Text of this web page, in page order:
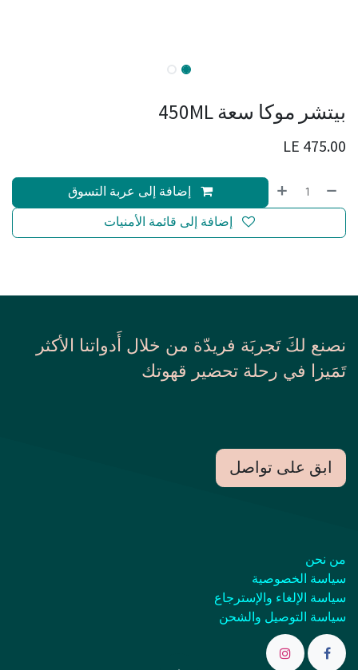
بيتشر موكا سعة 450ML
475.00
إضافة إلى عربة التسوق
إضافة إلى قائمة الأمنيات
نصنع لكَ تَجربَة فريدّة من خلال أَدواتنا الأكثر
تَمَيزا في رحلة تحضير قهوتك
ابق على تواصل
من نحن
سياسة الخصوصية
سياسة الإلغاء والإسترجاع
سياسة التوصيل والشحن